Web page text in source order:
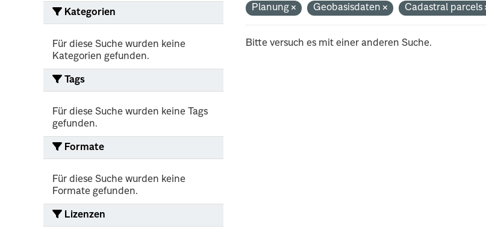
Kategorien
Für diese Suche wurden keine
Kategorien gefunden.
Tags
Für diese Suche wurden keine Tags
gefunden.
Formate
Für diese Suche wurden keine
Formate gefunden.
Lizenzen
Planung
Geobasisdaten Cadastral parcels
Bitte versuch es mit einer anderen Suche.